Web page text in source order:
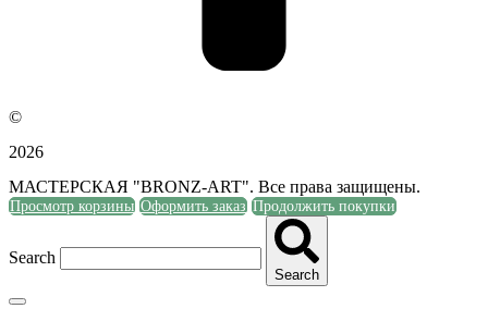
©
2026
МАСТЕРСКАЯ "BRONZ-ART". Все права защищены.
Просмотр корзины Оформить заказ Продолжить покупки
Search
Search